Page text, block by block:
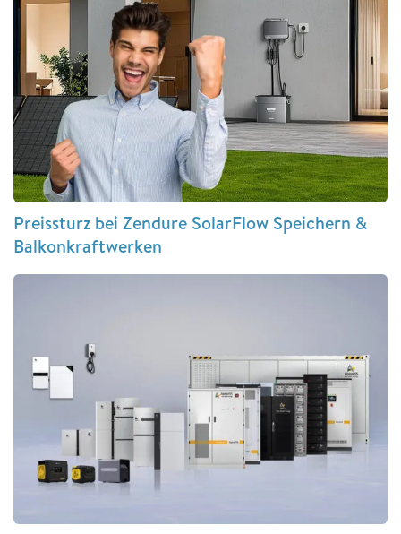
Preissturz bei Zendure SolarFlow Speichern &
Balkonkraftwerken